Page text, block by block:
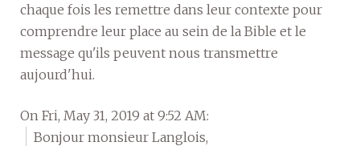
chaque fois les remettre dans leur contexte pour
comprendre leur place au sein de la Bible et le
message qu'ils peuvent nous transmettre
aujourd'hui.
On Fri, May 31, 2019 at 9:52 AM:
Bonjour monsieur Langlois,